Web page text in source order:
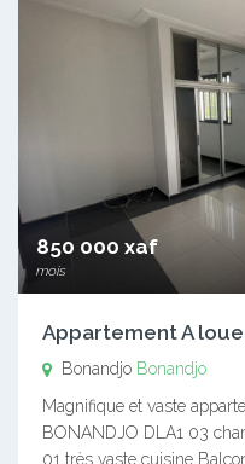
850 000 xaf
mois
Appartement A
Bonandjo Bonandjo
Magnifique et vaste
BONANDJO DLA1 03
01 très vaste cuisine